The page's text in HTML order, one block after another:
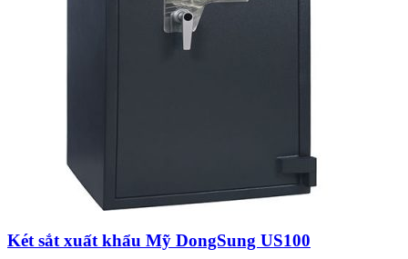
Két sắt xuất khẩu Mỹ DongSung US100